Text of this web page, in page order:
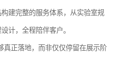
建完整的服务体系，从实验室规
计，全程陪伴客户。
真正落地，而非仅仅停留在展示阶